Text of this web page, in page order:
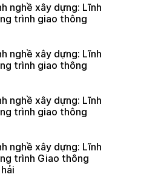
nghề xây dựng: Lĩnh
trình giao thông
nghề xây dựng: Lĩnh
trình giao thông
nghề xây dựng: Lĩnh
trình giao thông
nghề xây dựng: Lĩnh
trình Giao thông